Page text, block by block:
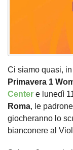
Ci siamo quasi,
Primavera 1
Center e lunedì
Roma, le
giocheranno lo
bianconere al